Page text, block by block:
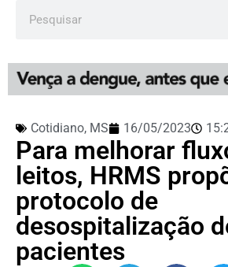
Cotidiano, MS 16/05/2023
Para melhorar
leitos, HRMS
protocolo de
desospitalização
pacientes